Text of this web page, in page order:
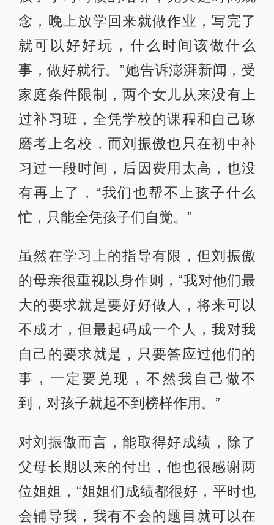
念，晚上放学回来就做作业，写完了
就可以好好玩，什么时间该做什么
事，做好就行。”她告诉澎湃新闻，受
家庭条件限制，两个女儿从来没有上
过补习班，全凭学校的课程和自己琢
磨考上名校，而刘振傲也只在初中补
习过一段时间，后因费用太高，也没
有再上了，“我们也帮不上孩子什么
忙，只能全凭孩子们自觉。”
虽然在学习上的指导有限，但刘振傲
的母亲很重视以身作则，“我对他们最
大的要求就是要好好做人，将来可以
不成才，但最起码成一个人，我对我
自己的要求就是，只要答应过他们的
事，一定要兑现，不然我自己做不
到，对孩子就起不到榜样作用。”
对刘振傲而言，能取得好成绩，除了
父母长期以来的付出，他也很感谢两
位姐姐，“姐姐们成绩都很好，平时也
会辅导我，我有不会的题目就可以在